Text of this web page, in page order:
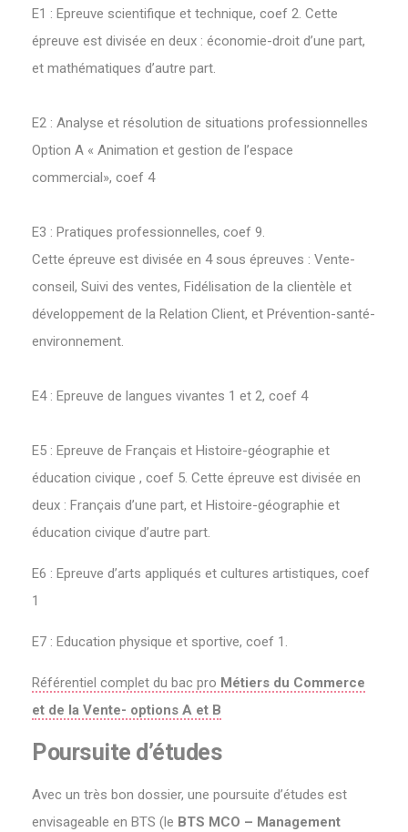
E1 : Epreuve scientifique et technique, coef 2. Cette
épreuve est divisée en deux : économie-droit d’une part,
et mathématiques d’autre part.
E2 : Analyse et résolution de situations professionnelles
Option A « Animation et gestion de l’espace
commercial», coef 4
E3 : Pratiques professionnelles, coef 9.
Cette épreuve est divisée en 4 sous épreuves : Vente-
conseil, Suivi des ventes, Fidélisation de la clientèle et
développement de la Relation Client, et Prévention-santé-
environnement.
E4 : Epreuve de langues vivantes 1 et 2, coef 4
E5 : Epreuve de Français et Histoire-géographie et
éducation civique , coef 5. Cette épreuve est divisée en
deux : Français d’une part, et Histoire-géographie et
éducation civique d’autre part.
E6 : Epreuve d’arts appliqués et cultures artistiques, coef
1
E7 : Education physique et sportive, coef 1.
Référentiel complet du bac pro Métiers du Commerce
et de la Vente- options A et B
Poursuite d’études
Avec un très bon dossier, une poursuite d’études est
envisageable en BTS (le BTS MCO – Management